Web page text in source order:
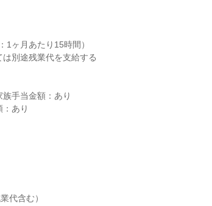
1ヶ月あたり15時間）
別途残業代を支給する
手当金額：あり
あり